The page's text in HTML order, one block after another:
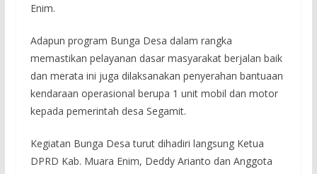
Enim.
Adapun program Bunga Desa dalam rangka
memastikan pelayanan dasar masyarakat berjalan baik
dan merata ini juga dilaksanakan penyerahan bantuaan
kendaraan operasional berupa 1 unit mobil dan motor
kepada pemerintah desa Segamit.
Kegiatan Bunga Desa turut dihadiri langsung Ketua
DPRD Kab. Muara Enim, Deddy Arianto dan Anggota